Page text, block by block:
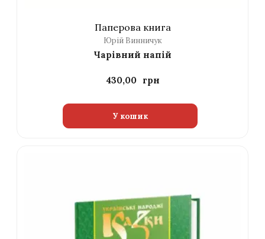
Паперова книга
Юрій Винничук
Чарівний напій
430,00
У кошик